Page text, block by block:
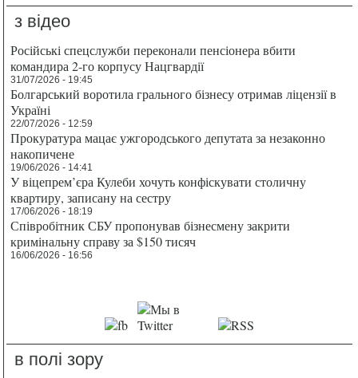
з відео
Російські спецслужби переконали пенсіонера вбити
командира 2-го корпусу Нацгвардії
31/07/2026 - 19:45
Болгарський воротила грального бізнесу отримав ліцензії в
Україні
22/07/2026 - 12:59
Прокуратура мацає ужгородського депутата за незаконно
накопичене
19/06/2026 - 14:41
У віцепрем’єра Кулеби хочуть конфіскувати столичну
квартиру, записану на сестру
17/06/2026 - 18:19
Співробітник СБУ пропонував бізнесмену закрити
кримінальну справу за $150 тисяч
16/06/2026 - 16:56
в полі зору